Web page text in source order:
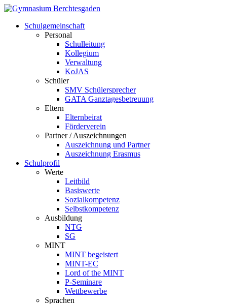
Schulgemeinschaft
Personal
Schulleitung
Kollegium
Verwaltung
KoJAS
Schüler
SMV Schülersprecher
GATA Ganztagesbetreuung
Eltern
Elternbeirat
Förderverein
Partner / Auszeichnungen
Auszeichnung und Partner
Auszeichnung Erasmus
Schulprofil
Werte
Leitbild
Basiswerte
Sozialkompetenz
Selbstkompetenz
Ausbildung
NTG
SG
MINT
MINT begeistert
MINT-EC
Lord of the MINT
P-Seminare
Wettbewerbe
Sprachen